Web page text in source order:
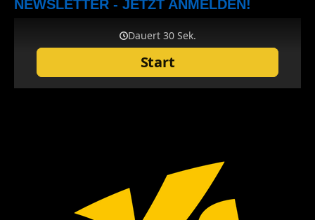
NEWSLETTER - JETZT ANMELDEN!